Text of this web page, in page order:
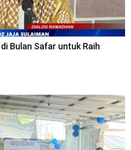
Bulan Safar untuk Raih